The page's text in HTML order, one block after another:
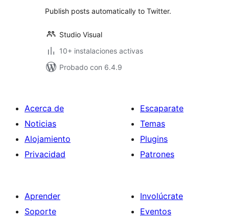
Publish posts automatically to Twitter.
Studio Visual
10+ instalaciones activas
Probado con 6.4.9
Acerca de
Noticias
Alojamiento
Privacidad
Escaparate
Temas
Plugins
Patrones
Aprender
Soporte
Involúcrate
Eventos